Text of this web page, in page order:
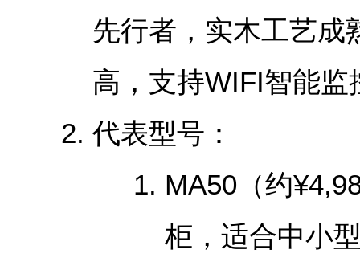
先行者，实木工艺成
高，支持WIFI智能监
‌代表型号‌：
MA50（约
柜，适合中小